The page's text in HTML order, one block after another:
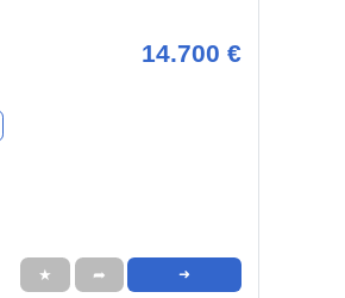
14.700 €
★ ➦ ➜